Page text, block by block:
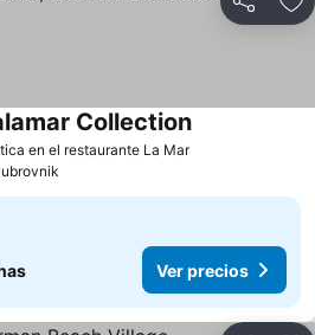
Compartir
en el restaurante La Mar
Collection
Ver precios